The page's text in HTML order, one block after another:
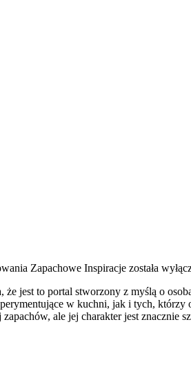
Zapachowe Inspiracje została
jest to portal stworzony z myślą o
w kuchni, jak i tych,
zapachów, ale jej charakter jest